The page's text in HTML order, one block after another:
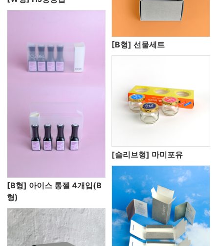
[B형] 선물세트
[B형] 아이스 통젤 4개입(B
형)
[슬리브형] 마미포유